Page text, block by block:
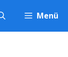
Menü